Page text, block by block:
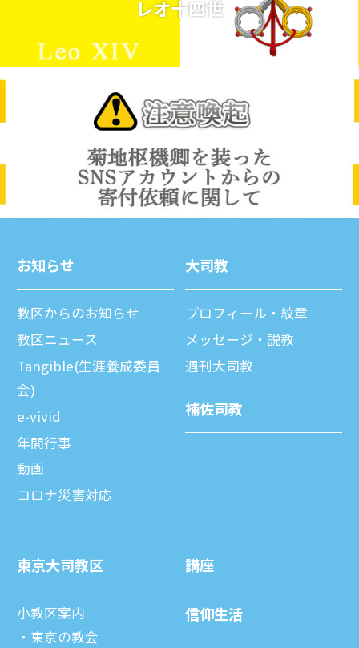
レオ十四世
お知らせ
教区からのお知らせ
教区ニュース
Tangible(生涯養成委員
会)
e-vivid
年間⾏事
動画
コロナ災害対応
⼤司教
プロフィール・紋章
メッセージ・説教
週刊⼤司教
補佐司教
東京⼤司教区
⼩教区案内
東京の教会
講座
信仰⽣活